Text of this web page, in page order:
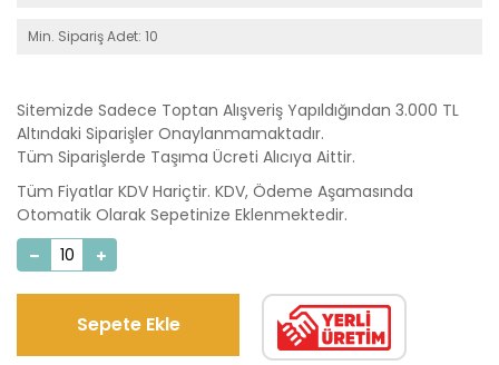
Min. Sipariş Adet: 10
Sitemizde Sadece Toptan Alışveriş Yapıldığından 3.000 TL
Altındaki Siparişler Onaylanmamaktadır.
Tüm Siparişlerde Taşıma Ücreti Alıcıya Aittir.
Tüm Fiyatlar KDV Hariçtir. KDV, Ödeme Aşamasında
Otomatik Olarak Sepetinize Eklenmektedir.
Sepete Ekle